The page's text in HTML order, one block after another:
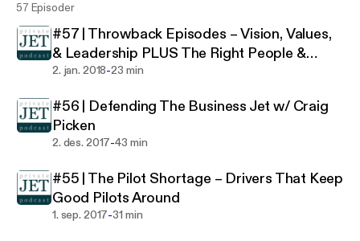
57 Episoder
#57 | Throwback Episodes – Vision, Values,
& Leadership PLUS The Right People &
Partners
2. jan. 2018-23 min
#56 | Defending The Business Jet w/ Craig
Picken
2. des. 2017-43 min
#55 | The Pilot Shortage – Drivers That Keep
Good Pilots Around
1. sep. 2017-31 min